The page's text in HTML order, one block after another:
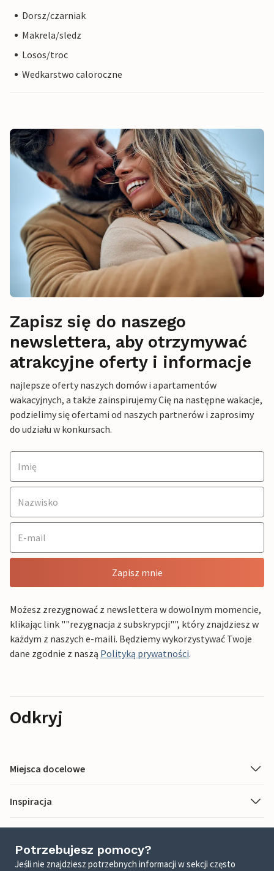
Dorsz/czarniak
Makrela/sledz
Losos/troc
Wedkarstwo caloroczne
Zapisz się do naszego
newslettera, aby otrzymywać
atrakcyjne oferty i informacje
najlepsze oferty naszych domów i apartamentów
wakacyjnych, a także zainspirujemy Cię na następne wakacje,
podzielimy się ofertami od naszych partnerów i zaprosimy
do udziału w konkursach.
Zapisz mnie
Możesz zrezygnować z newslettera w dowolnym momencie,
klikając link ""rezygnacja z subskrypcji"", który znajdziesz w
każdym z naszych e-maili. Będziemy wykorzystywać Twoje
dane zgodnie z naszą Polityką prywatności.
Odkryj
Miejsca docelowe
Inspiracja
Potrzebujesz pomocy?
Jeśli nie znajdziesz potrzebnych informacji w sekcji często